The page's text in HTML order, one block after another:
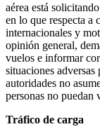
aérea está
en lo que respecta a
internacionales y
opinión general,
vuelos e informar
situaciones adversas
autoridades no
personas no puedan
Tráfico de carga